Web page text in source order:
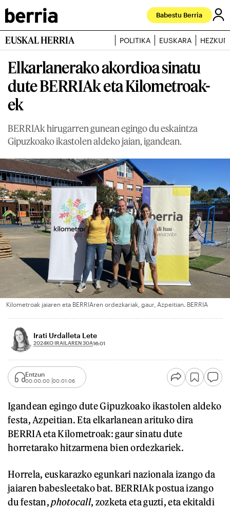
Babestu Berria
EUSKAL HERRIA POLITIKA EUSKARA
Elkarlanerako akordioa sinatu
dute BERRIAk eta Kilometroak-
ek
BERRIAk hirugarren gunean egingo du eskaintza
Gipuzkoako ikastolen aldeko jaian, igandean.
Kilometroak jaiaren eta BERRIAren ordezkariak, gaur, Azpeitian. BERRIA
Irati Urdalleta Lete
2024KO IRAILAREN 30A16:01
Entzun
00:00:00 00:01:06
Igandean egingo dute Gipuzkoako ikastolen aldeko
festa, Azpeitian. Eta elkarlanean arituko dira
BERRIA eta Kilometroak: gaur sinatu dute
horretarako hitzarmena bien ordezkariek.
Horrela, euskarazko egunkari nazionala izango da
jaiaren babesleetako bat. BERRIAk postua izango
du festan,photocall, zozketa eta guzti, eta ekitaldi